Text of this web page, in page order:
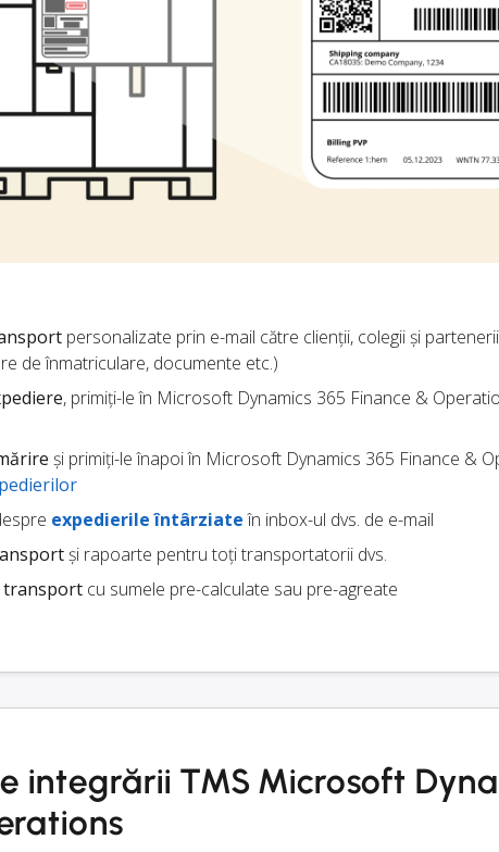
personalizate prin e-mail către clienții, colegii și
de înmatriculare, documente etc.)
, primiți-le în Microsoft Dynamics 365 Finance &
și primiți-le înapoi în Microsoft Dynamics 365 Finance &
expedierile întârziateîn inbox-ul dvs. de e-mail
și rapoarte pentru toți transportatorii dvs.
transport cu sumele pre-calculate sau pre-agreate
integrării TMS Microsoft